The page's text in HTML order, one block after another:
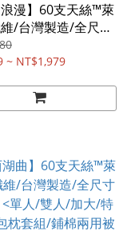
浪漫】60支天絲™萊
/台灣製造/全尺寸
單人/雙人/加大/特
套組/鋪棉兩用被
~ NT$1,979